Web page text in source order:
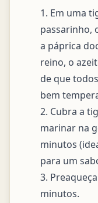
1. Em uma
passarinho,
a páprica
reino, o
de que
bem
2. Cubra a
marinar na
minutos
para um
3.
minutos.